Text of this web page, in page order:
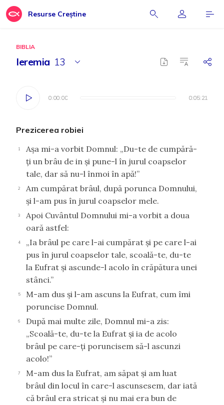
Resurse Creștine
BIBLIA
Ieremia 13
0:00:00 0:05:21
0:00:00 0:05:21
Prezicerea robiei
1
Aşa mi-a vorbit Domnul: „Du-te de cumpără-
ţi un brâu de in şi pune-l în jurul coapselor
tale, dar să nu-l înmoi în apă!”
2
Am cumpărat brâul, după porunca Domnului,
şi l-am pus în jurul coapselor mele.
3
Apoi Cuvântul Domnului mi-a vorbit a doua
oară astfel:
4
„Ia brâul pe care l-ai cumpărat şi pe care l-ai
pus în jurul coapselor tale, scoală-te, du-te
la Eufrat şi ascunde-l acolo în crăpătura unei
stânci.”
5
M-am dus şi l-am ascuns la Eufrat, cum îmi
poruncise Domnul.
6
După mai multe zile, Domnul mi-a zis:
„Scoală-te, du-te la Eufrat şi ia de acolo
brâul pe care-ţi poruncisem să-l ascunzi
acolo!”
7
M-am dus la Eufrat, am săpat şi am luat
brâul din locul în care-l ascunsesem, dar iată
că brâul era stricat şi nu mai era bun de